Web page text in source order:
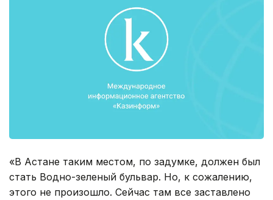
«В Астане таким местом, по задумке, должен был
стать Водно-зеленый бульвар. Но, к сожалению,
этого не произошло. Сейчас там все заставлено